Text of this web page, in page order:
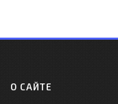
О САЙТЕ